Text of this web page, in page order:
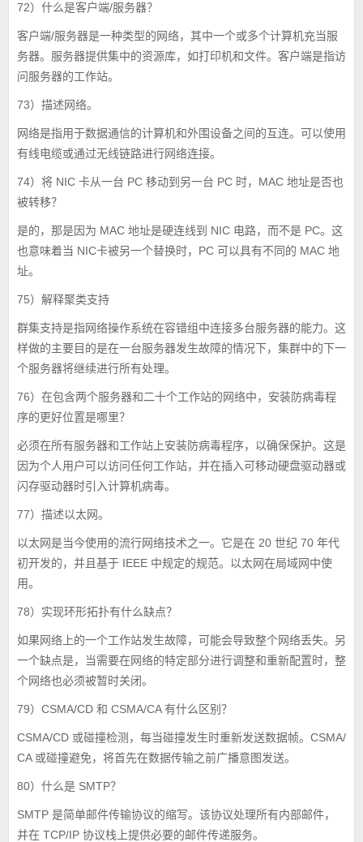
72）什么是客户端/服务器？
客户端/服务器是一种类型的网络，其中一个或多个计算机充当服
务器。服务器提供集中的资源库，如打印机和文件。客户端是指访
问服务器的工作站。
73）描述网络。
网络是指用于数据通信的计算机和外围设备之间的互连。可以使用
有线电缆或通过无线链路进行网络连接。
74）将 NIC 卡从一台 PC 移动到另一台 PC 时，MAC 地址是否也
被转移？
是的，那是因为 MAC 地址是硬连线到 NIC 电路，而不是 PC。这
也意味着当 NIC卡被另一个替换时，PC 可以具有不同的 MAC 地
址。
75）解释聚类支持
群集支持是指网络操作系统在容错组中连接多台服务器的能力。这
样做的主要目的是在一台服务器发生故障的情况下，集群中的下一
个服务器将继续进行所有处理。
76）在包含两个服务器和二十个工作站的网络中，安装防病毒程
序的更好位置是哪里？
必须在所有服务器和工作站上安装防病毒程序，以确保保护。这是
因为个人用户可以访问任何工作站，并在插入可移动硬盘驱动器或
闪存驱动器时引入计算机病毒。
77）描述以太网。
以太网是当今使用的流行网络技术之一。它是在 20 世纪 70 年代
初开发的，并且基于 IEEE 中规定的规范。以太网在局域网中使
用。
78）实现环形拓扑有什么缺点？
如果网络上的一个工作站发生故障，可能会导致整个网络丢失。另
一个缺点是，当需要在网络的特定部分进行调整和重新配置时，整
个网络也必须被暂时关闭。
79）CSMA/CD 和 CSMA/CA 有什么区别？
CSMA/CD 或碰撞检测，每当碰撞发生时重新发送数据帧。CSMA/
CA 或碰撞避免，将首先在数据传输之前广播意图发送。
80）什么是 SMTP？
SMTP 是简单邮件传输协议的缩写。该协议处理所有内部邮件，
并在 TCP/IP 协议栈上提供必要的邮件传递服务。